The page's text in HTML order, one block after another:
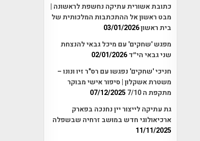
כתובת אשורית עתיקה נחשפת לראשונה |
מבט ראשון אל ההתכתבות המלכותית של
בית ראשון03/01/2026
מפגש 'שחקים' עם מיכל גבאי להנצחת
שני גבאי הי״ד02/01/2026
חניכי 'שחקים' נפגשו עם רס"ר זיו ונונו –
משטרת אשקלון | סיפור אישי מבוקר
מתקפת ה 7/10
07/12/2025
גת עתיקה לייצור יין נחנכה בפארק
ארכיאולוגי חדש במושב זרחיה שבשפלה
11/11/2025